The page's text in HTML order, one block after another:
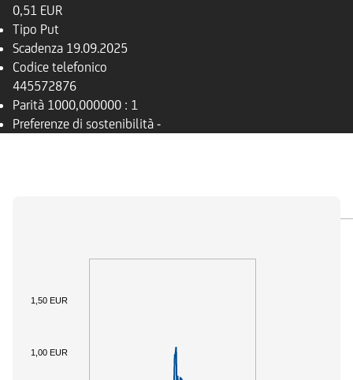
0,51 EUR
Tipo Put
Scadenza 19.09.2025
Codice telefonico
445572876
Parità 1000,000000 : 1
Preferenze di sostenibilità -
1,00 EUR
1,50 EUR